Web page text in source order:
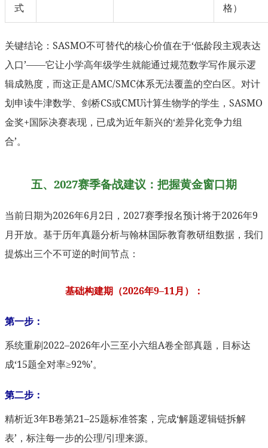
式
格）
关键结论：SASMO不可替代的核心价值在于‘低龄段主观表达
入口’——它让小学高年级学生就能通过规范数学写作展示逻
辑成熟度，而这正是AMC/SMC体系无法覆盖的空白区。对计
划申读牛津数学、剑桥CS或CMU计算生物学的学生，SASMO
金奖+国际决赛表现，已成为近年新兴的‘差异化竞争力组
合’。
五、2027赛季备战建议：把握黄金窗口期
当前日期为2026年6月2日，2027赛季报名预计将于2026年9
月开放。基于历年真题分析与翰林国际教育教研组数据，我们
提炼出三个不可逆的时间节点：
基础构建期（2026年9–11月）：
第一步：
系统重刷2022–2026年小三至小六组A卷全部真题，目标达
成‘15题全对率≥92%’。
第二步：
精析近3年B卷第21–25题标准答案，完成‘解题逻辑链拆解
表’，标注每一步的公理/引理来源。